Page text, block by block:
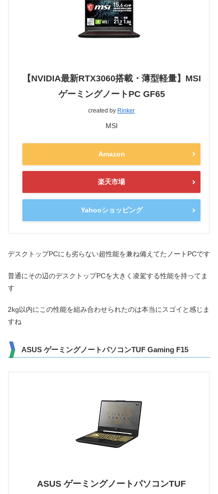
【NVIDIA最新RTX3060搭載・薄型軽量】MSI
ゲーミングノートPC GF65
created by Rinker
MSI
Amazon
楽天市場
Yahooショッピング
デスクトップPCにも劣らない超性能を兼ね備えてたノートPCです
普通にその辺のデスクトップPCを大きく凌駕する性能を持ってま
す
2kg以内にこの性能を組み合わせられたのは本当にスゴイと感じま
すね
ASUS ゲーミングノートパソコンTUF Gaming F15
ASUS ゲーミングノートパソコンTUF